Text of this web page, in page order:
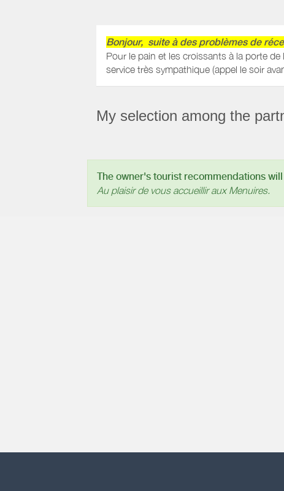
Bonjour, suite à des problèmes de
Pour le pain et les croissants à la porte
service très sympathique (appel le soir
My selection among the
The owner's tourist recommendations
Au plaisir de vous accueillir aux Menuires.